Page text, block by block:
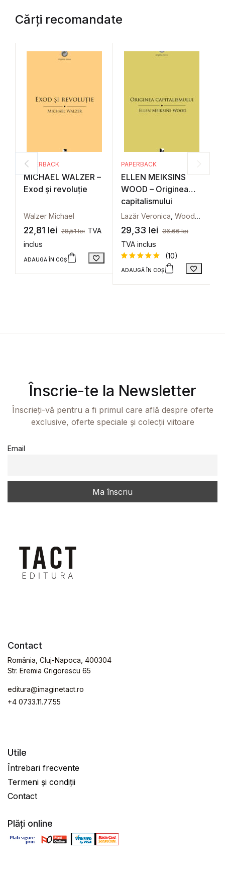
Cărți recomandate
PAPERBACK
MICHAEL WALZER –
Exod şi revoluţie
Walzer Michael
22,81 lei 28,51lei TVA
inclus
ADAUGĂ ÎN COȘ
PAPERBACK
ELLEN MEIKSINS
WOOD – Originea
capitalismului
Lazăr Veronica Wood Meiksins Ellen
29,33 lei 36,66lei
TVA inclus
Evaluat la
pe baza a
10
(10)
ADAUGĂ ÎN COȘ
Înscrie-te la Newsletter
Înscrieți-vă pentru a fi primul care află despre oferte
exclusive, oferte speciale și colecții viitoare
Email
Contact
România, Cluj-Napoca, 400304
Str. Eremia Grigorescu 65
editura@imaginetact.ro
+4 0733.11.77.55
Utile
Întrebari frecvente
Termeni și condiții
Contact
Plăți online